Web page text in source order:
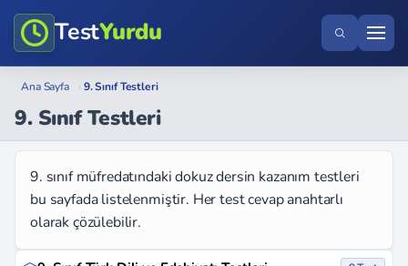
TestYurdu
Ana Sayfa › 9. Sınıf Testleri
9. Sınıf Testleri
9. sınıf müfredatındaki dokuz dersin kazanım testleri
bu sayfada listelenmiştir. Her test cevap anahtarlı
olarak çözülebilir.